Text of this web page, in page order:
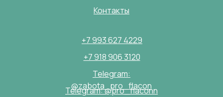
+7 918 906 3120
+7 993 627 4229
Telegram:
@zabota_pro_flacon
Telegram: @pro_flaconn
Контакты